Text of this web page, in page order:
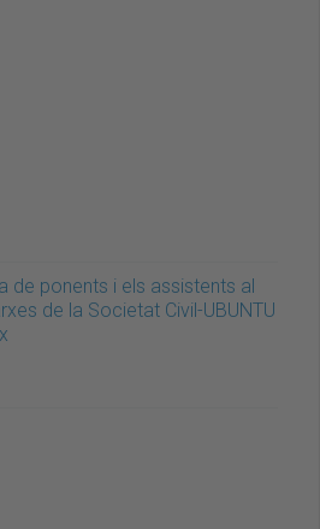
de ponents i els assistents al
de la Societat Civil-UBUNTU